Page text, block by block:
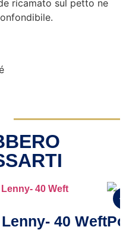
ricamato sul petto ne
40 Weft
-